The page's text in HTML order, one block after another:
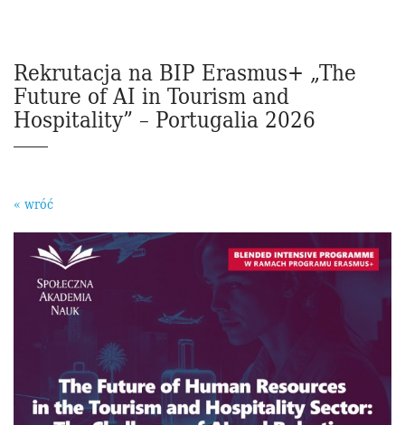
Rekrutacja na BIP Erasmus+ „The
Future of AI in Tourism and
Hospitality” – Portugalia 2026
« wróć